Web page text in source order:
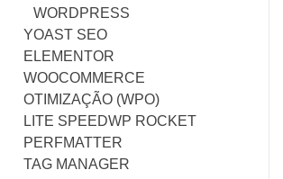
WORDPRESS
YOAST SEO
ELEMENTOR
WOOCOMMERCE
OTIMIZAÇÃO (WPO)
LITE SPEEDWP ROCKET
PERFMATTER
TAG MANAGER